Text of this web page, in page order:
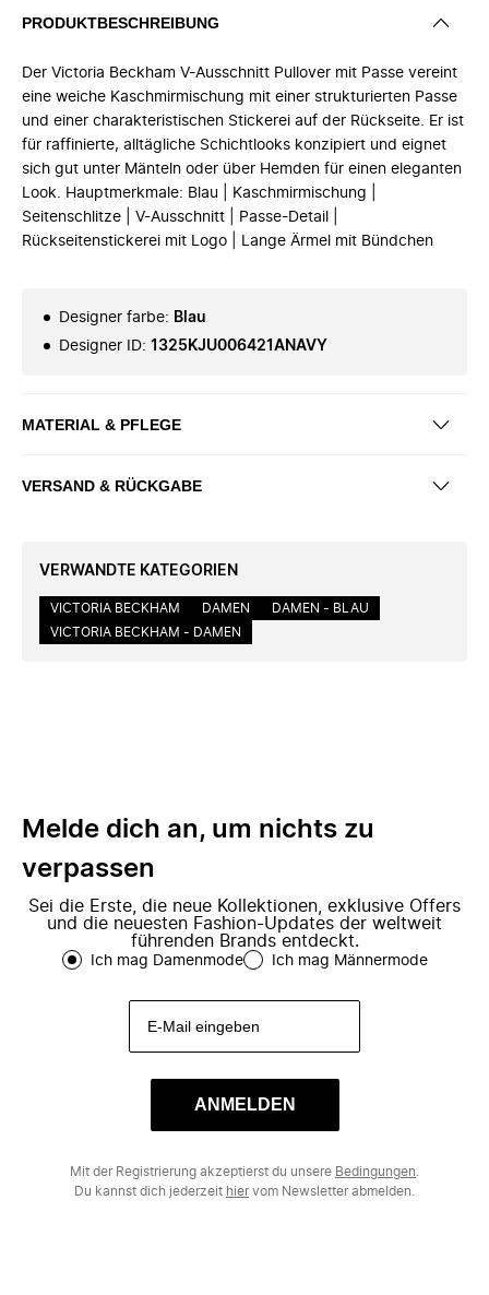
PRODUKTBESCHREIBUNG
Der Victoria Beckham V-Ausschnitt Pullover mit Passe vereint
eine weiche Kaschmirmischung mit einer strukturierten Passe
und einer charakteristischen Stickerei auf der Rückseite. Er ist
für raffinierte, alltägliche Schichtlooks konzipiert und eignet
sich gut unter Mänteln oder über Hemden für einen eleganten
Look. Hauptmerkmale: Blau | Kaschmirmischung |
Seitenschlitze | V-Ausschnitt | Passe-Detail |
Rückseitenstickerei mit Logo | Lange Ärmel mit Bündchen
Designer farbe: Blau
Designer ID: 1325KJU006421ANAVY
MATERIAL & PFLEGE
VERSAND & RÜCKGABE
VERWANDTE KATEGORIEN
VICTORIA BECKHAM DAMEN
DAMEN - BLAU
VICTORIA BECKHAM - DAMEN
Melde dich an, um nichts zu
verpassen
Sei die Erste, die neue Kollektionen, exklusive Offers
und die neuesten Fashion-Updates der weltweit
führenden Brands entdeckt.
Ich mag Damenmode Ich mag Männermode
ANMELDEN
Mit der Registrierung akzeptierst du unsere Bedingungen
Du kannst dich jederzeit hiervom Newsletter abmelden.